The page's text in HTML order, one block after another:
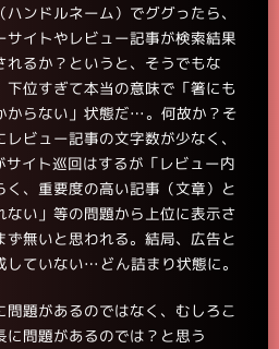
ハンドルネーム）でググったら、
サイトやレビュー記事が検索結果
れるか？というと、そうでもな
下位すぎて本当の意味で「箸にも
からない」状態だ…。何故か？そ
ビュー記事の文字数が少なく、
イト巡回はするが「レビュー内
く、重要度の高い記事（文章）と
ない」等の問題から上位に表示さ
ず無いと思われる。結局、広告と
していない…どん詰まり状態に。
問題があるのではなく、むしろこ
に問題があるのでは？と思う